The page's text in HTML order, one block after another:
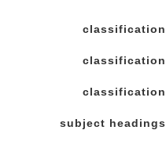
classification
classification
classification
subject headings